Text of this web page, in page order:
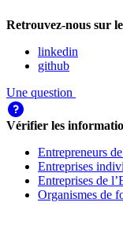
Retrouvez-nous sur
linkedin
github
Une question
Vérifier les
Entrepreneurs
Entreprises
Entreprises de
Organismes de